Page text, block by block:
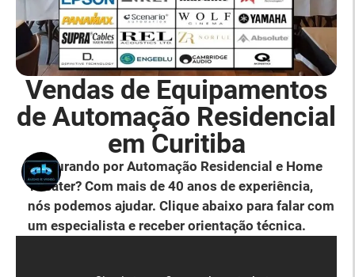
Vendas de Equipamentos
de Automação Residencial
em Curitiba
Procurando por Automação Residencial e Home
Theater? Com mais de 40 anos de experiência,
nós podemos ajudar. Clique abaixo para falar com
um especialista e receber orientação técnica.